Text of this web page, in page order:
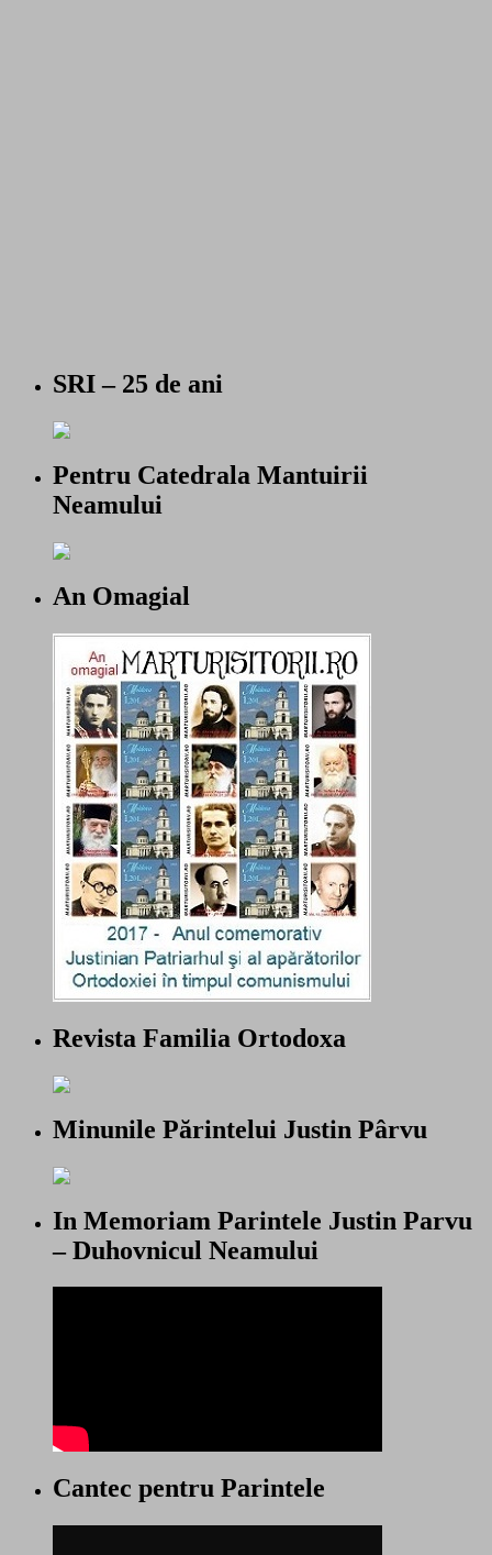
SRI – 25 de ani
Pentru Catedrala Mantuirii
Neamului
An Omagial
Revista Familia Ortodoxa
Minunile Părintelui Justin Pârvu
In Memoriam Parintele Justin Parvu
– Duhovnicul Neamului
Cantec pentru Parintele